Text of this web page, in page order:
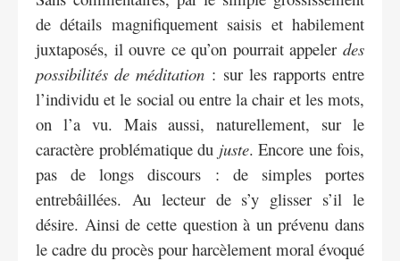
de détails magnifiquement saisis et habilement
juxtaposés, il ouvre ce qu’on pourrait appeler des
possibilités de méditation : sur les rapports entre
l’individu et le social ou entre la chair et les mots,
on l’a vu. Mais aussi, naturellement, sur le
caractère problématique du juste. Encore une fois,
pas de longs discours : de simples portes
entrebâillées. Au lecteur de s’y glisser s’il le
désire. Ainsi de cette question à un prévenu dans
le cadre du procès pour harcèlement moral évoqué